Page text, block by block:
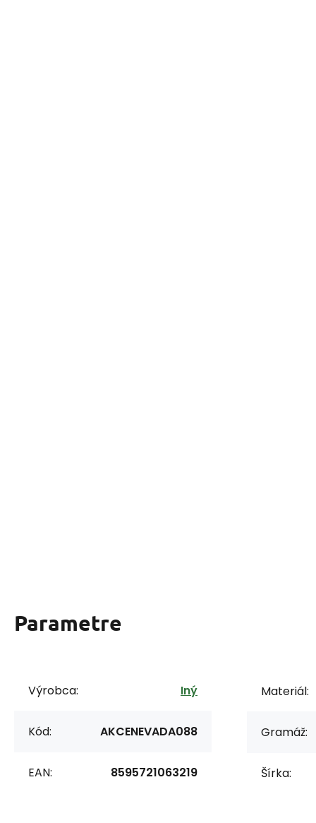
Parametre
Výrobca: Iný
Kód: AKCENEVADA088
EAN: 8595721063219
Materiál:
Gramáž:
Šírka: